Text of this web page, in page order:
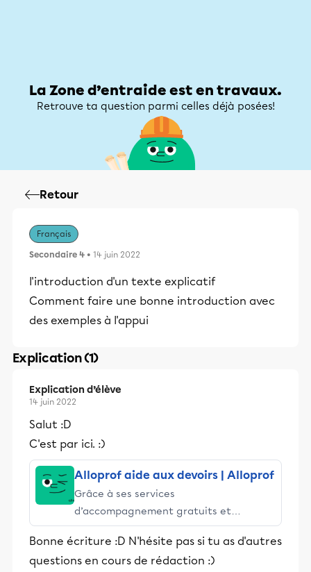
La Zone d’entraide est en travaux.
Retrouve ta question parmi celles déjà posées!
Retour
Français
Secondaire 4 • 14 juin 2022
l'introduction d'un texte explicatif
Comment faire une bonne introduction avec
des exemples à l'appui
Explication (1)
Explication d’élève
14 juin 2022
Salut :D
C'est par ici. :)
Alloprof aide aux devoirs | Alloprof
Grâce à ses services
d’accompagnement gratuits et
stimulants, Alloprof engage les élèves
et leurs parents dans la réussite
éducative.
Bonne écriture :D N'hésite pas si tu as d'autres
questions en cours de rédaction :)